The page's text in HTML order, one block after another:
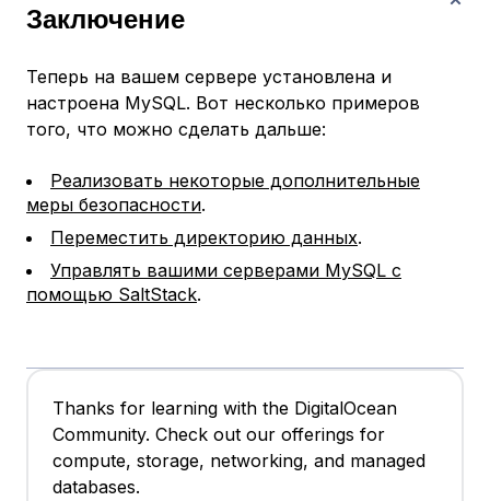
Заключение
Теперь на вашем сервере установлена и
настроена MySQL. Вот несколько примеров
того, что можно сделать дальше:
Реализовать некоторые дополнительные
меры безопасности.
Переместить директорию данных.
Управлять вашими серверами MySQL с
помощью SaltStack.
Thanks for learning with the DigitalOcean
Community. Check out our offerings for
compute, storage, networking, and managed
databases.